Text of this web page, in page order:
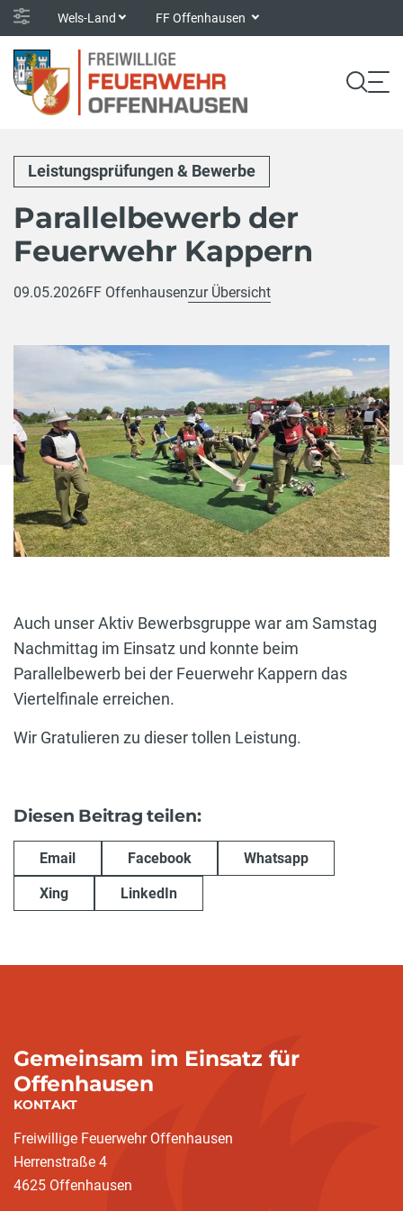
Wels-Land FF Offenhausen
Leistungsprüfungen & Bewerbe
Parallelbewerb der
Feuerwehr Kappern
09.05.2026FF Offenhausenzur Übersicht
Auch unser Aktiv Bewerbsgruppe war am Samstag
Nachmittag im Einsatz und konnte beim
Parallelbewerb bei der Feuerwehr Kappern das
Viertelfinale erreichen.
Wir Gratulieren zu dieser tollen Leistung.
Diesen Beitrag teilen:
Email Facebook Whatsapp
Xing LinkedIn
Gemeinsam im Einsatz für
Offenhausen
KONTAKT
Freiwillige Feuerwehr Offenhausen
Herrenstraße 4
4625 Offenhausen